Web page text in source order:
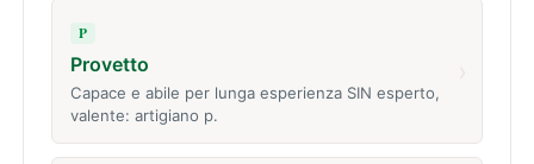
P
Provetto
Capace e abile per lunga esperienza SIN esperto,
valente: artigiano p.